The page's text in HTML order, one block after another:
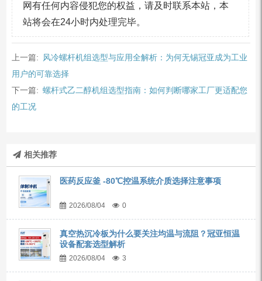
网有任何内容侵犯您的权益，请及时联系本站，本
站将会在24小时内处理完毕。
上一篇:
风冷螺杆机组选型与应用全解析：为何无锡冠亚成为工业
用户的可靠选择
下一篇: 螺杆式乙二醇机组选型指南：如何判断哪家工厂更适配您
的工况
相关推荐
医药反应釜 -80℃控温系统介质选择注意事项
2026/08/04 0
真空热沉冷板为什么要关注均温与流阻？冠亚恒温
设备配套选型解析
2026/08/04 3